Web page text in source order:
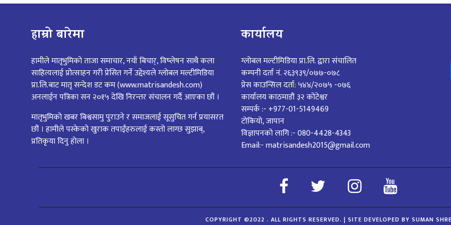
हाम्रो बारेमा
हामीले मातृभुमिको ताजा समाचार, नयाँ बिचार्, विष्लेषन साथै कला
साहित्यलाई प्रोत्साहन गरी प्रेसित गर्ने उद्देश्यले ग्लोबल मल्टीमिडिया
प्रा.लि.बाट मातृ सन्देश डट कम (www.matrisandesh.com)
अनलाईन पत्रिका सन २०१५ देखि निरन्तर संचालन गर्दै आएका छौं ।
मातृभुमिको खबर बिश्वसामु पुराउने र समाजलाई सूसुचित गर्न प्रयासरत
छौं । हामीले पस्केको खुराक तपाईंहरुलाई कस्तो लाग्छ सुझाब्,
प्रतिकृया दिनु होला ।
कार्यालय
ग्लोबल मल्टीमिडिया प्रा.लि. द्वारा संचालित
कम्पनी दर्ता नं. २६३९३९/०७७-०७८
प्रेस काउन्सिल दर्ता: ५४४/२०७५ -०७६
कार्यालय काठमाडौं ३२ कोटेश्वर
सम्पर्क :- +977-01-5149469
टोकियो, जापान
विज्ञापनको लागि :- 080-4428-4343
Email:- matrisandesh2015@gmail.com
COPYRIGHT ©2022 . ALL RIGHTS RESERVED. | SITE DEVELOPED BY SUMAN